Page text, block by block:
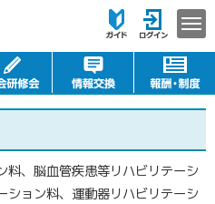
料、脳血管疾患等リハビリテーシ
ション料、運動器リハビリテーシ